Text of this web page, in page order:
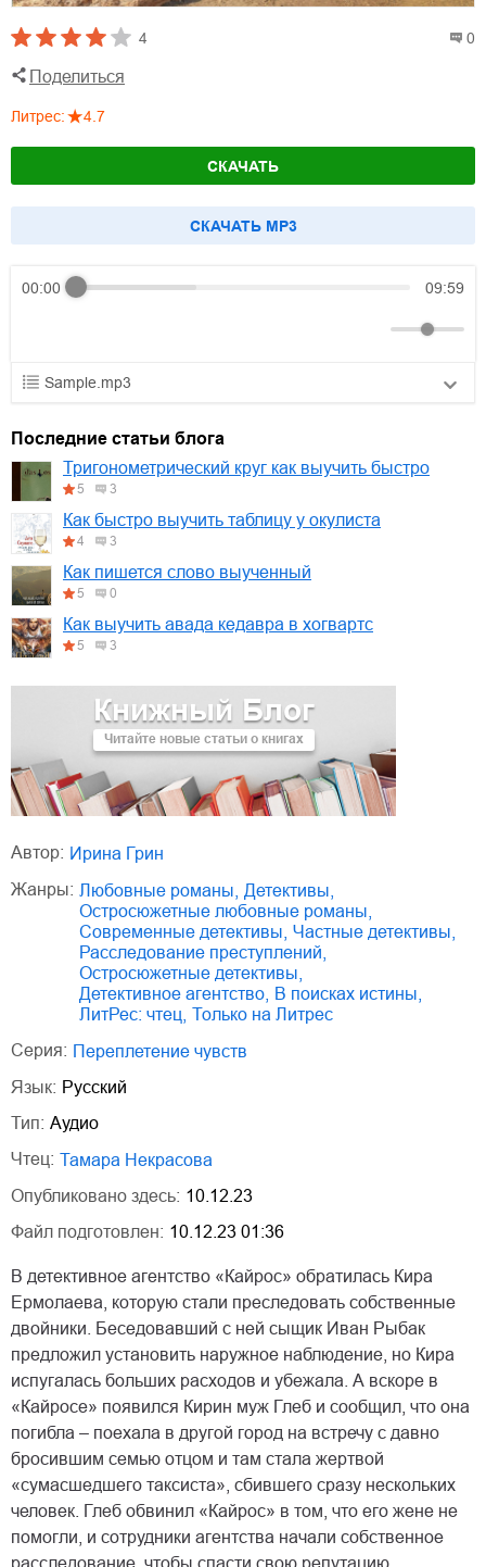
4 0
Поделиться
Литрес: 4.7
СКАЧАТЬ
CКАЧАТЬ MP3
00:00 09:59
Sample.mp3
02.mp3
03.mp3
Книжный Блог
Читайте новые статьи о книгах
Последние статьи блога
Тригонометрический круг как выучить быстро
5 3
Как быстро выучить таблицу у окулиста
4 3
Как пишется слово выученный
5 0
Как выучить авада кедавра в хогвартс
5 3
Автор:
Ирина Грин
Жанры:
любовные романы детективы
остросюжетные любовные романы
современные детективы
частные детективы
расследование преступлений
остросюжетные детективы
детективное агентство
в поисках истины
ЛитРес: чтец
только на Литрес
Серия:
Переплетение чувств
Язык: Русский
Тип: Аудио
Чтец:
Тамара Некрасова
Опубликовано здесь: 10.12.23
Файл подготовлен: 10.12.23 01:36
В детективное агентство «Кайрос» обратилась Кира
Ермолаева, которую стали преследовать собственные
двойники. Беседовавший с ней сыщик Иван Рыбак
предложил установить наружное наблюдение, но Кира
испугалась больших расходов и убежала. А вскоре в
«Кайросе» появился Кирин муж Глеб и сообщил, что она
погибла – поехала в другой город на встречу с давно
бросившим семью отцом и там стала жертвой
«сумасшедшего таксиста», сбившего сразу нескольких
человек. Глеб обвинил «Кайрос» в том, что его жене не
помогли, и сотрудники агентства начали собственное
расследование, чтобы спасти свою репутацию…